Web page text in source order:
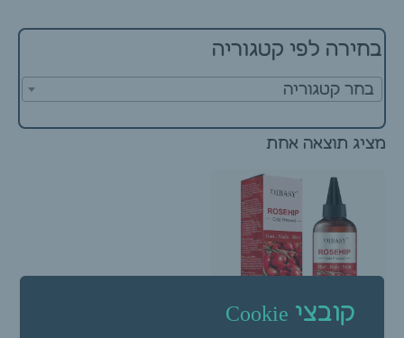
בחירה לפי קטגוריה
בחר קטגוריה
מציג תוצאה אחת
קובצי Cookie